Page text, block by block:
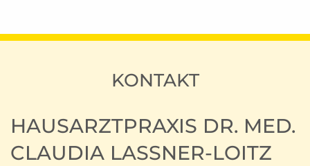
KONTAKT
HAUSARZTPRAXIS DR. MED.
CLAUDIA LASSNER-LOITZ